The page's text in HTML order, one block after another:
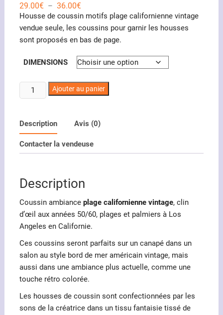
29.00€ – 36.00€Plage
de
prix :
29.00€
à
36.00€
Housse de coussin motifs plage californienne vintage
vendue seule, les coussins pour garnir les housses
sont proposés en bas de page.
DIMENSIONS
quantité
de
ambiance
plage
californienne
Ajouter au panier
Description Avis (0)
Contacter la vendeuse
Description
Coussin ambiance plage californienne vintage, clin
d’œil aux années 50/60, plages et palmiers à Los
Angeles en Californie.
Ces coussins seront parfaits sur un canapé dans un
salon au style bord de mer américain vintage, mais
aussi dans une ambiance plus actuelle, comme une
touche rétro colorée.
Les housses de coussin sont confectionnées par les
sons de la créatrice dans un tissu fantaisie tissé de